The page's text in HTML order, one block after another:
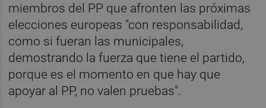
miembros del PP que afronten las próximas
elecciones europeas "con responsabilidad,
como si fueran las municipales,
demostrando la fuerza que tiene el partido,
porque es el momento en que hay que
apoyar al PP, no valen pruebas".